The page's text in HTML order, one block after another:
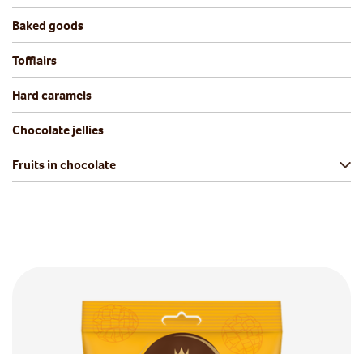
Baked goods
Tofflairs
Hard caramels
Chocolate jellies
Fruits in chocolate